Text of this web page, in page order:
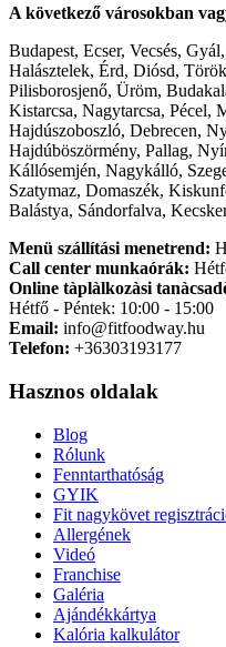
A következő városokban
Budapest, Ecser, Vecsés,
Halásztelek, Érd, Diósd,
Pilisborosjenő, Üröm,
Kistarcsa, Nagytarcsa, Pécel,
Hajdúszoboszló, Debrecen,
Hajdúböszörmény, Pallag,
Kállósemjén, Nagykálló,
Szatymaz, Domaszék,
Balástya, Sándorfalva,
Menü szállítási menetrend:
Call center munkaórák:
Online tàplàlkozàsi
Hétfő - Péntek: 10:00 - 15:00
Email: info@fitfoodway.hu
Telefon: +36303193177
Hasznos oldalak
Blog
Rólunk
Fenntarthatóság
GYIK
Fit nagykövet
Allergének
Videó
Franchise
Galéria
Ajándékkártya
Kalória kalkulátor